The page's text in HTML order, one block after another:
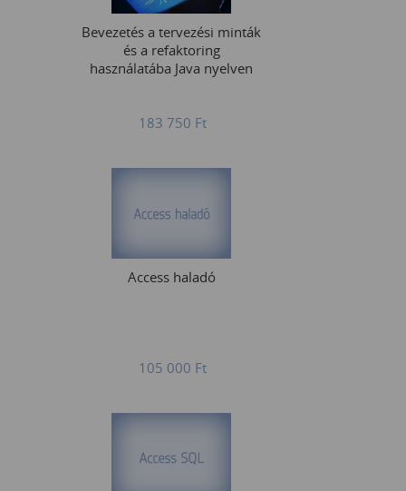
Bevezetés a tervezési minták
és a refaktoring
használatába Java nyelven
183 750 Ft
Access haladó
105 000 Ft